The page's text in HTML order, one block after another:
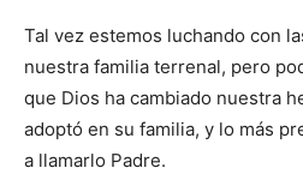
Tal vez estemos luchando con
nuestra familia terrenal, pero
que Dios ha cambiado nuestra
adoptó en su familia, y lo más
a llamarlo Padre.